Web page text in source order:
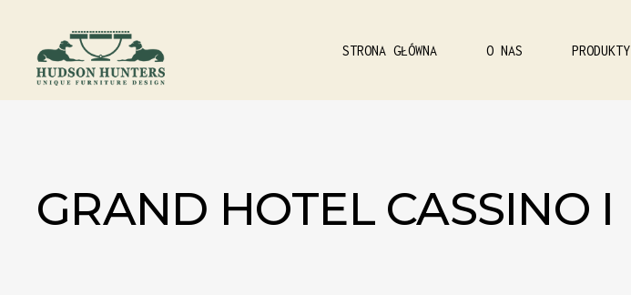
STRONA GŁÓWNA O NAS PRODUKTY
GRAND HOTEL CASSINO I